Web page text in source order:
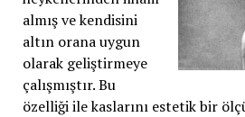
almış ve kendisini
altın orana uygun
olarak geliştirmeye
çalışmıştır. Bu
özelliği ile kaslarını estetik bir